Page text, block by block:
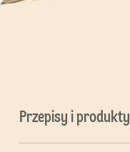
Przepisy i produkty